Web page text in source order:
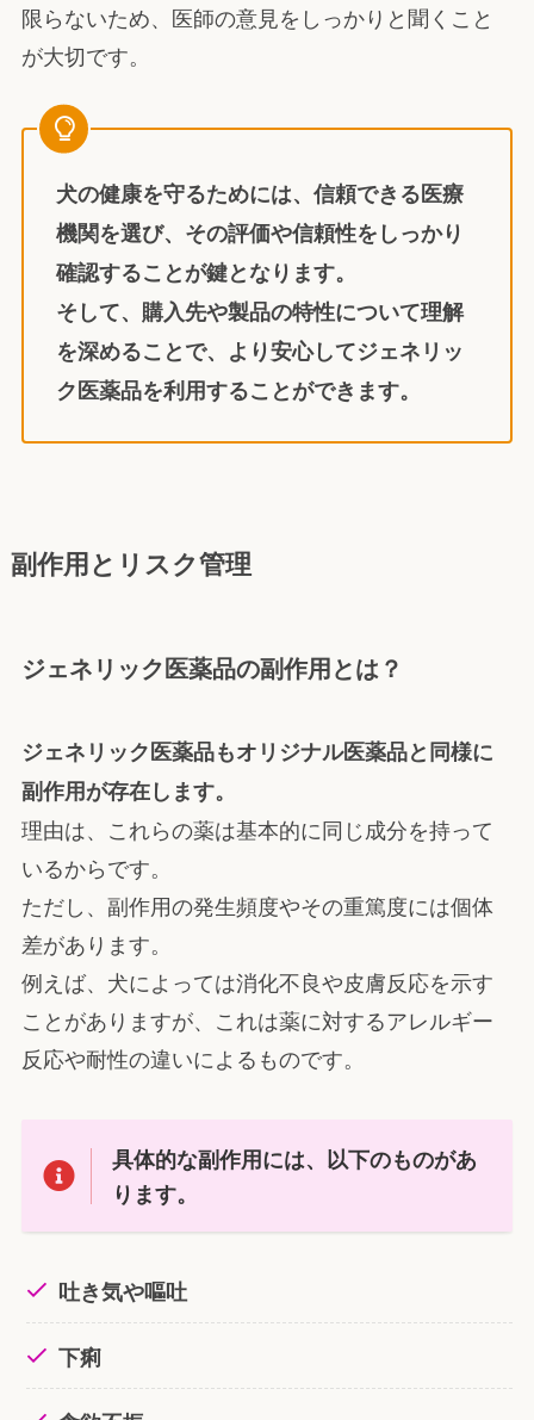
限らないため、医師の意見をしっかりと聞くこと
が大切です。
犬の健康を守るためには、信頼できる医療
機関を選び、その評価や信頼性をしっかり
確認することが鍵となります。
そして、購入先や製品の特性について理解
を深めることで、より安心してジェネリッ
ク医薬品を利用することができます。
副作用とリスク管理
ジェネリック医薬品の副作用とは？
ジェネリック医薬品もオリジナル医薬品と同様に
副作用が存在します。
理由は、これらの薬は基本的に同じ成分を持って
いるからです。
ただし、副作用の発生頻度やその重篤度には個体
差があります。
例えば、犬によっては消化不良や皮膚反応を示す
ことがありますが、これは薬に対するアレルギー
反応や耐性の違いによるものです。
具体的な副作用には、以下のものがあ
ります。
吐き気や嘔吐
下痢